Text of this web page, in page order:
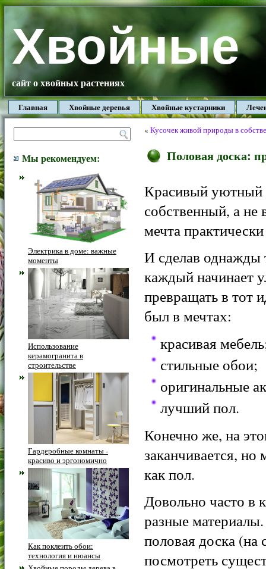
Хвойные
сайт о хвойных растениях
Главная Хвойные деревья Хвойные кустарники
Мы рекомендуем:
Электрика в доме: важные
моменты
Использование
керамогранита в
строительстве
Гардеробные комнаты -
красиво и эргономично
Как поклеить обои:
технология и нюансы
« Кусочек живой природы в
Половая доска:
Красивый уютный
собственный, а
мечта
И сделав однажды
каждый начинает
превращать в тот
был в мечтах:
красивая
стильные обои;
оригинальные
лучший пол.
Конечно же, на
заканчивается,
как пол.
Довольно часто в
разные
половая доска
посмотреть